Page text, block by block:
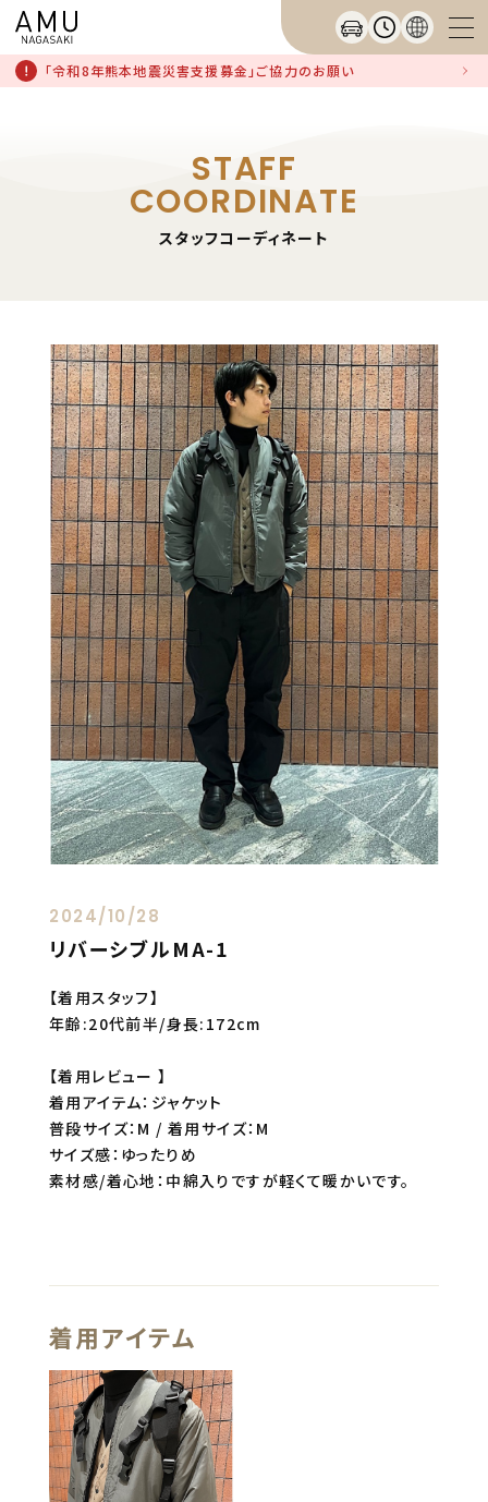
「令和8年熊本地震災害支援募金」ご協力のお願い
STAFF
COORDINATE
スタッフコーディネート
2024/10/28
リバーシブルMA-1
【着用スタッフ】
年齢:20代前半/身長:172cm
【着用レビュー 】
着用アイテム：ジャケット
普段サイズ：M / 着用サイズ：M
サイズ感：ゆったりめ
素材感/着心地：中綿入りですが軽くて暖かいです。
着用アイテム